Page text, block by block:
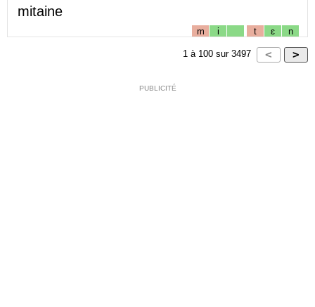
mitaine
m i t ɛ n
1 à 100 sur 3497
PUBLICITÉ